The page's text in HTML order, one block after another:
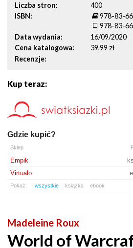
Liczba stron
400
ISBN
978-83-
978-83-
Data wydania
16/09/2020
Cena katalogowa
39,99 zł
Recenzje
Kup teraz:
Gdzie kupić?
Sklep
Empik
Virtualo
Pokaż: wszystkie książka ebook
Madeleine Roux
World of